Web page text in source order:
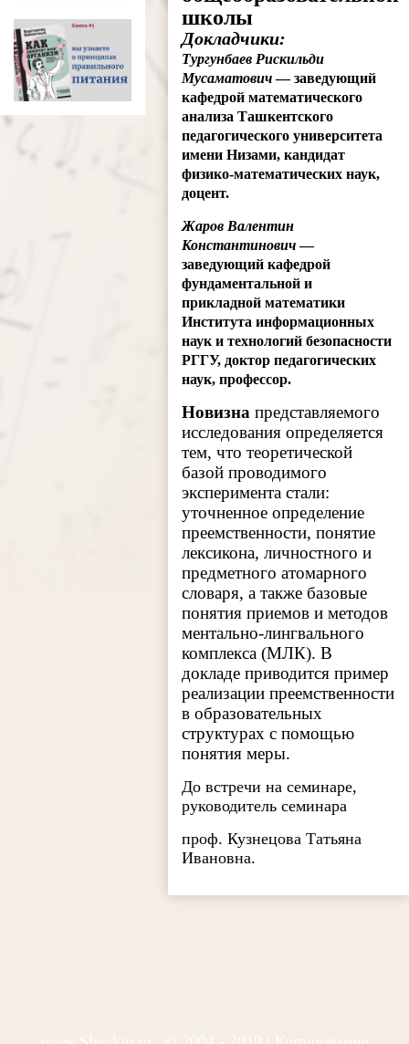
школы
Докладчики:
Тургунбаев Рискильди
Мусаматович— заведующий
кафедрой математического
анализа Ташкентского
педагогического университета
имени Низами, кандидат
физико-математических наук,
доцент.
Жаров Валентин
Константинович—
заведующий кафедрой
фундаментальной и
прикладной математики
Института информационных
наук и технологий безопасности
РГГУ, доктор педагогических
наук, профессор.
Новизна представляемого
исследования определяется
тем, что теоретической
базой проводимого
эксперимента стали:
уточненное определение
преемственности, понятие
лексикона, личностного и
предметного атомарного
словаря, а также базовые
понятия приемов и методов
ментально-лингвального
комплекса (МЛК). В
докладе приводится пример
реализации преемственности
в образовательных
структурах с помощью
понятия меры.
До встречи на семинаре,
руководитель семинара
проф. Кузнецова Татьяна
Ивановна.